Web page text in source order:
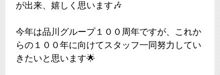
が出来、嬉しく思います🎶
今年は品川グループ１００周年ですが、これか
らの１００年に向けてスタッフ一同努力してい
きたいと思います🌟